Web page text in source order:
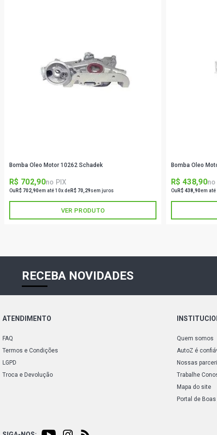
Bomba Oleo Motor 10262 Schadek
R$ 702,90no PIX
Ou R$ 702,90em até 10x deR$ 70,29sem juros
VER PRODUTO
Bomba Oleo
R$ 438,90no
Ou R$ 438,90em até
RECEBA NOVIDADES
ATENDIMENTO
FAQ
Termos e Condições
LGPD
Troca e Devolução
Quem somos
AutoZ é
Nossas
Trabalhe
Mapa do site
Portal de